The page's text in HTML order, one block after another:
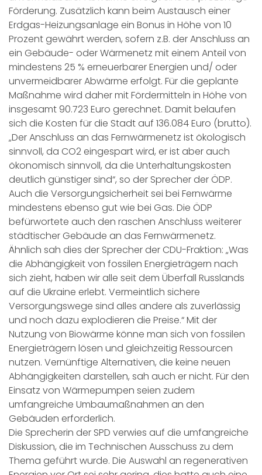
Förderung. Zusätzlich kann beim Austausch einer
Erdgas-Heizungsanlage ein Bonus in Höhe von 10
Prozent gewährt werden, sofern z.B. der Anschluss an
ein Gebäude- oder Wärmenetz mit einem Anteil von
mindestens 25 % erneuerbarer Energien und/ oder
unvermeidbarer Abwärme erfolgt. Für die geplante
Maßnahme wird daher mit Fördermitteln in Höhe von
insgesamt 90.723 Euro gerechnet. Damit belaufen
sich die Kosten für die Stadt auf 136.084 Euro (brutto).
„Der Anschluss an das Fernwärmenetz ist ökologisch
sinnvoll, da CO2 eingespart wird, er ist aber auch
ökonomisch sinnvoll, da die Unterhaltungskosten
deutlich günstiger sind“, so der Sprecher der ÖDP.
Auch die Versorgungsicherheit sei bei Fernwärme
mindestens ebenso gut wie bei Gas. Die ÖDP
befürwortete auch den raschen Anschluss weiterer
städtischer Gebäude an das Fernwärmenetz.
Ähnlich sah dies der Sprecher der CDU-Fraktion: „Was
die Abhängigkeit von fossilen Energieträgern nach
sich zieht, haben wir alle seit dem Überfall Russlands
auf die Ukraine erlebt. Vermeintlich sichere
Versorgungswege sind alles andere als zuverlässig
und noch dazu explodieren die Preise.“ Mit der
Nutzung von Biowärme könne man sich von fossilen
Energieträgern lösen und gleichzeitig Ressourcen
nutzen. Vernünftige Alternativen, die keine neuen
Abhängigkeiten darstellen, sah auch er nicht. Für den
Einsatz von Wärmepumpen seien zudem
umfangreiche Umbaumaßnahmen an den
Gebäuden erforderlich.
Die Sprecherin der SPD verwies auf die umfangreiche
Diskussion, die im Technischen Ausschuss zu dem
Thema geführt wurde. Die Auswahl an regenerativen